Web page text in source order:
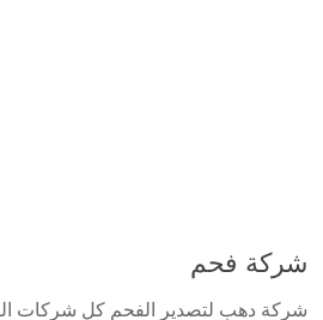
شركة فحم
شركة دهب لتصدير الفحم كل شركات